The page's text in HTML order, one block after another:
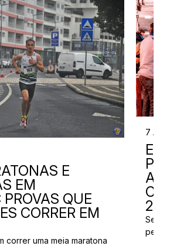
E
EM
QUE
CORRER EM
correr uma meia maratona
7 Abr
Se
perto